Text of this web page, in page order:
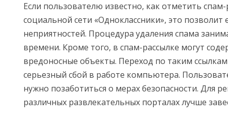
Если пользователю известно, как отметить спам-
социальной сети «Одноклассники», это позволит
неприятностей. Процедура удаления спама
времени. Кроме того, в спам-рассылке могут
вредоносные объекты. Переход по таким
серьезный сбой в работе компьютера.
нужно позаботиться о мерах безопасности. Для
различных развлекательных порталах лучше